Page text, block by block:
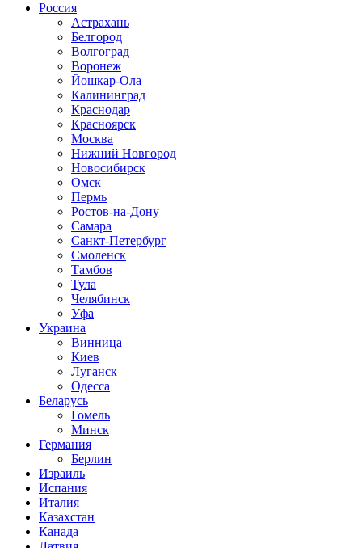
Россия
Астрахань
Белгород
Волгоград
Воронеж
Йошкар-Ола
Калининград
Краснодар
Красноярск
Москва
Нижний Новгород
Новосибирск
Омск
Пермь
Ростов-на-Дону
Самара
Санкт-Петербург
Смоленск
Тамбов
Тула
Челябинск
Уфа
Украина
Винница
Киев
Луганск
Одесса
Беларусь
Гомель
Минск
Германия
Берлин
Израиль
Испания
Италия
Казахстан
Канада